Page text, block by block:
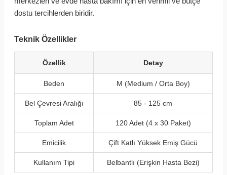
dostu tercihlerden biridir.
Teknik Özellikler
Özellik Detay
Beden M (Medium / Orta Boy)
Bel Çevresi Aralığı 85 - 125 cm
Toplam Adet 120 Adet (4 x 30 Paket)
Emicilik Çift Katlı Yüksek Emiş Gücü
Kullanım Tipi Belbantlı (Erişkin Hasta Bezi)